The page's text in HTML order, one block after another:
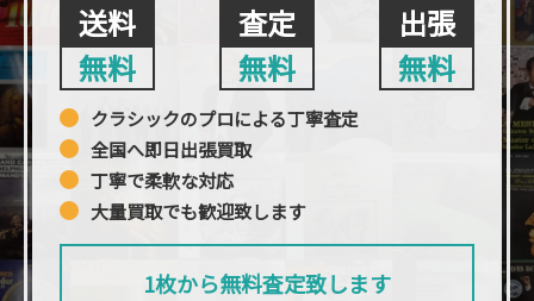
送料
無料
査定
無料
出張
無料
クラシックのプロによる丁寧査定
全国へ即日出張買取
丁寧で柔軟な対応
大量買取でも歓迎致します
1枚から無料査定致します